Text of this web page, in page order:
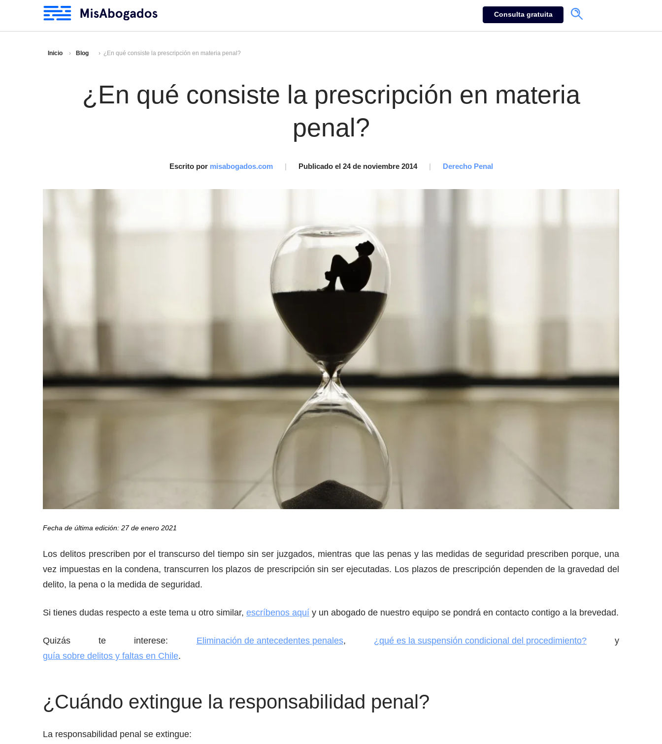
Consulta gratuita
Inicio Blog ¿En qué consiste la prescripción en materia penal?
¿En qué consiste la prescripción en materia
penal?
Escrito por misabogados.com | Publicado el 24 de noviembre 2014 | Derecho Penal
Fecha de última edición: 27 de enero 2021
Los delitos prescriben por el transcurso del tiempo sin ser juzgados, mientras que las penas y las medidas de seguridad prescriben porque, una
vez impuestas en la condena, transcurren los plazos de prescripción sin ser ejecutadas. Los plazos de prescripción dependen de la gravedad del
delito, la pena o la medida de seguridad.
Si tienes dudas respecto a este tema u otro similar, escríbenos aquí y un abogado de nuestro equipo se pondrá en contacto contigo a la brevedad.
Quizás te interese: Eliminación de antecedentes penales, ¿qué es la suspensión condicional del procedimiento?y
guía sobre delitos y faltas en Chile.
¿Cuándo extingue la responsabilidad penal?
La responsabilidad penal se extingue: